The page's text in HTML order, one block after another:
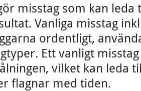
misstag som kan
Vanliga misstag
ordentligt,
Ett vanligt
vilket kan leda
flagnar med tiden.